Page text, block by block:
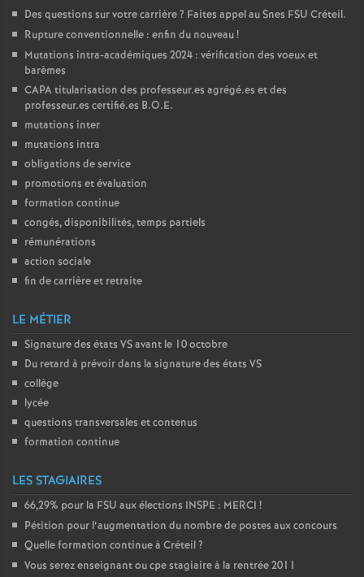
Des questions sur votre carrière? Faites appel au Snes FSU Créteil.
Rupture conventionnelle : enfin du nouveau!
Mutations intra-académiques 2024 : vérification des voeux et
barèmes
CAPAtitularisation des professeur.es agrégé.es et des
professeur.es certifié.es B.O.E.
mutations inter
mutations intra
obligations de service
promotions et évaluation
formation continue
congés, disponibilités, temps partiels
rémunérations
action sociale
fin de carrière et retraite
LE MÉTIER
Signature des états VSavant le 10 octobre
Du retard à prévoir dans la signature des états VS
collège
lycée
questions transversales et contenus
formation continue
LES STAGIAIRES
66,29% pour la FSU aux élections INSPE : MERCI !
Pétition pour l’augmentation du nombre de postes aux concours
Quelle formation continue à Créteil?
Vous serez enseignant ou cpe stagiaire à la rentrée 2011